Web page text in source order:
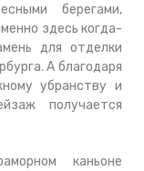
берегами,
здесь когда-
для отделки
А благодаря
убранству и
получается
каньоне